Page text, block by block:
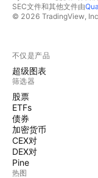
SEC文件和其他文件由
© 2026 TradingView,
不仅是产品
超级图表
筛选器
股票
ETFs
债券
加密货币
CEX对
DEX对
Pine
热图